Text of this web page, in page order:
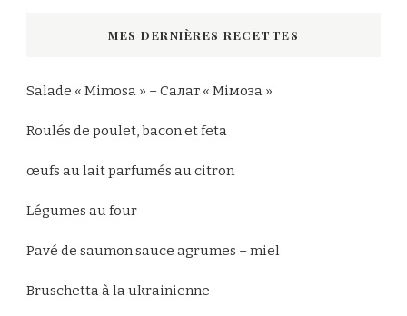
MES DERNIÈRES RECETTES
Salade « Mimosa » – Салат « Мімоза »
Roulés de poulet, bacon et feta
œufs au lait parfumés au citron
Légumes au four
Pavé de saumon sauce agrumes – miel
Bruschetta à la ukrainienne